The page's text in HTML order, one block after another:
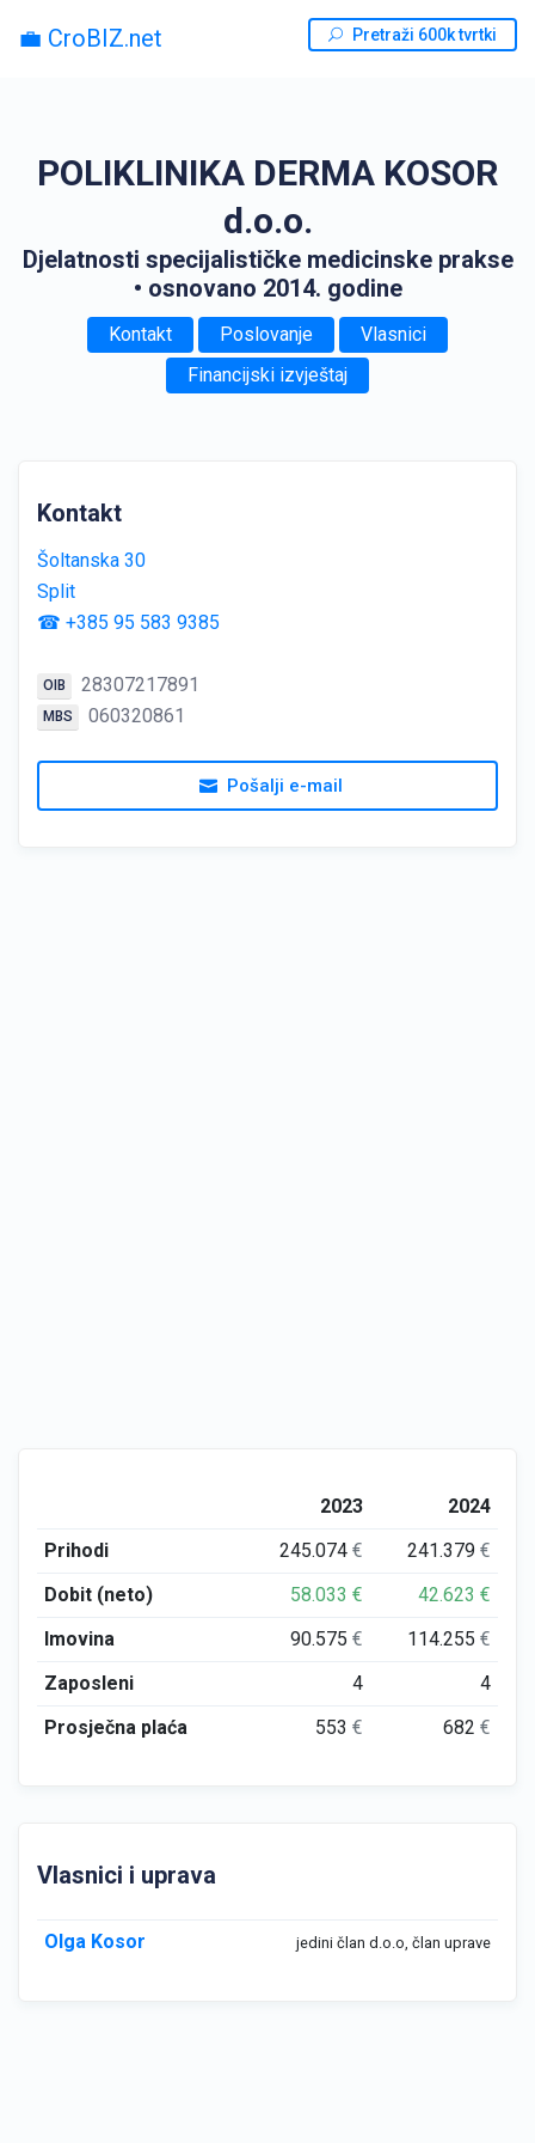
💼 CroBIZ.net Pretraži 600k tvrtki
POLIKLINIKA DERMA KOSOR
d.o.o.
Djelatnosti specijalističke medicinske prakse
• osnovano 2014. godine
Kontakt Poslovanje
Vlasnici
Financijski izvještaj
Kontakt
Šoltanska 30
Split
☎ +385 95 583 9385
OIB 28307217891
MBS 060320861
Pošalji e-mail
2023
2024
Prihodi
245.074€ 241.379€
Dobit (neto)
58.033€ 42.623€
Imovina
90.575€ 114.255€
Zaposleni
4
4
Prosječna plaća
553€ 682€
Vlasnici i uprava
Olga Kosor jedini član d.o.o, član uprave